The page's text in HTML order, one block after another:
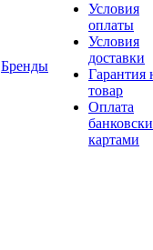
Бренды
Условия
оплаты
Условия
доставки
Гарантия
товар
Оплата
картами